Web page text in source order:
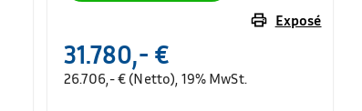
Exposé
31.780,- €
26.706,- € (Netto), 19% MwSt.